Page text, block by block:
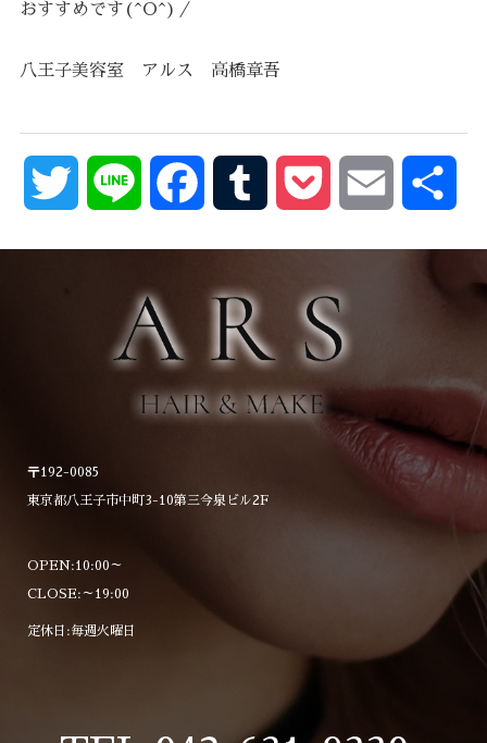
おすすめです(^O^)／
八王子美容室 アルス 高橋章吾
Twitter Line FacebookTumblr Pocket Email
〒192-0085
東京都八王子市中町3-10第三今泉ビル2F
OPEN:10:00～
CLOSE:～19:00
定休日:毎週火曜日